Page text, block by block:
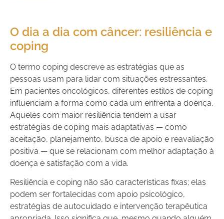
O dia a dia com câncer: resiliência e
coping
O termo coping descreve as estratégias que as
pessoas usam para lidar com situações estressantes.
Em pacientes oncológicos, diferentes estilos de coping
influenciam a forma como cada um enfrenta a doença.
Aqueles com maior resiliência tendem a usar
estratégias de coping mais adaptativas — como
aceitação, planejamento, busca de apoio e reavaliação
positiva — que se relacionam com melhor adaptação à
doença e satisfação com a vida.
Resiliência e coping não são características fixas; elas
podem ser fortalecidas com apoio psicológico,
estratégias de autocuidado e intervenção terapêutica